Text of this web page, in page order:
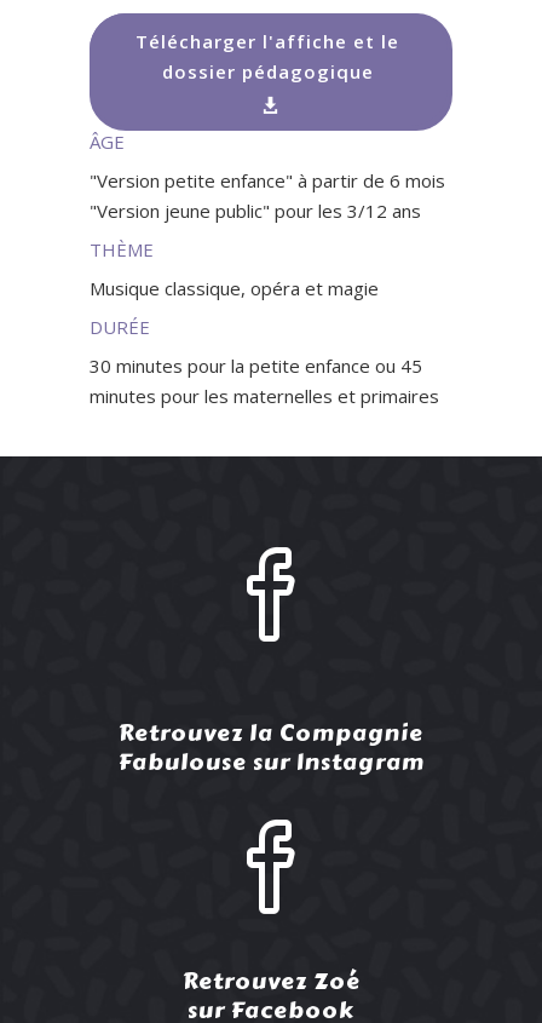
Télécharger l'affiche et le
dossier pédagogique
ÂGE
"Version petite enfance" à partir de 6 mois
"Version jeune public" pour les 3/12 ans
THÈME
Musique classique, opéra et magie
DURÉE
30 minutes pour la petite enfance ou 45
minutes pour les maternelles et primaires
Retrouvez la Compagnie
Fabulouse sur Instagram
Retrouvez Zoé
sur Facebook